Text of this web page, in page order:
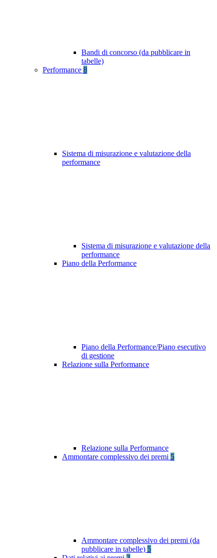
Bandi di concorso (da pubblicare in
tabelle)
Performance 8
Sistema di misurazione e valutazione della
performance
Sistema di misurazione e valutazione della
performance
Piano della Performance
Piano della Performance/Piano esecutivo
di gestione
Relazione sulla Performance
Relazione sulla Performance
Ammontare complessivo dei premi 5
Ammontare complessivo dei premi (da
pubblicare in tabelle) 5